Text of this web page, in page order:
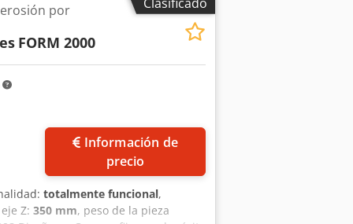
Pedir más fotos
por
FORM 2000
precio
totalmente funcional,
Z: 350 mm, peso de la pieza